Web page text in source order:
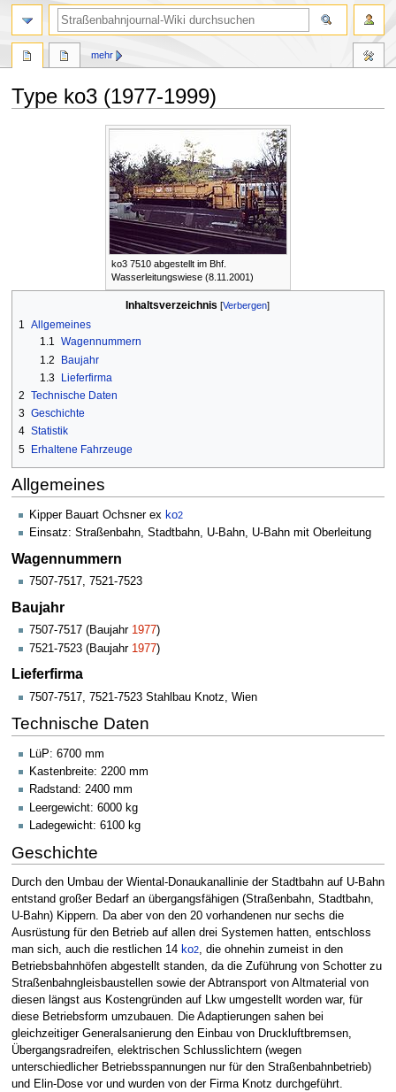
Type ko3 (1977-1999)
ko3 7510 abgestellt im Bhf.
Wasserleitungswiese (8.11.2001)
Inhaltsverzeichnis
1 Allgemeines
1.1 Wagennummern
1.2
Baujahr
1.3 Lieferfirma
2 Technische Daten
3 Geschichte
4 Statistik
5 Erhaltene Fahrzeuge
Allgemeines
Kipper Bauart Ochsner ex ko2
Einsatz: Straßenbahn, Stadtbahn, U-Bahn, U-Bahn mit Oberleitung
Wagennummern
7507-7517, 7521-7523
Baujahr
7507-7517 (Baujahr 1977)
7521-7523 (Baujahr 1977)
Lieferfirma
7507-7517, 7521-7523 Stahlbau Knotz, Wien
Technische Daten
LüP: 6700 mm
Kastenbreite: 2200 mm
Radstand: 2400 mm
Leergewicht: 6000 kg
Ladegewicht: 6100 kg
Geschichte
Durch den Umbau der Wiental-Donaukanallinie der Stadtbahn auf U-Bahn
entstand großer Bedarf an übergangsfähigen (Straßenbahn, Stadtbahn,
U-Bahn) Kippern. Da aber von den 20 vorhandenen nur sechs die
Ausrüstung für den Betrieb auf allen drei Systemen hatten, entschloss
man sich, auch die restlichen 14 ko2, die ohnehin zumeist in den
Betriebsbahnhöfen abgestellt standen, da die Zuführung von Schotter zu
Straßenbahngleisbaustellen sowie der Abtransport von Altmaterial von
diesen längst aus Kostengründen auf Lkw umgestellt worden war, für
diese Betriebsform umzubauen. Die Adaptierungen sahen bei
gleichzeitiger Generalsanierung den Einbau von Druckluftbremsen,
Übergangsradreifen, elektrischen Schlusslichtern (wegen
unterschiedlicher Betriebsspannungen nur für den Straßenbahnbetrieb)
und Elin-Dose vor und wurden von der Firma Knotz durchgeführt.
mehr
Suche